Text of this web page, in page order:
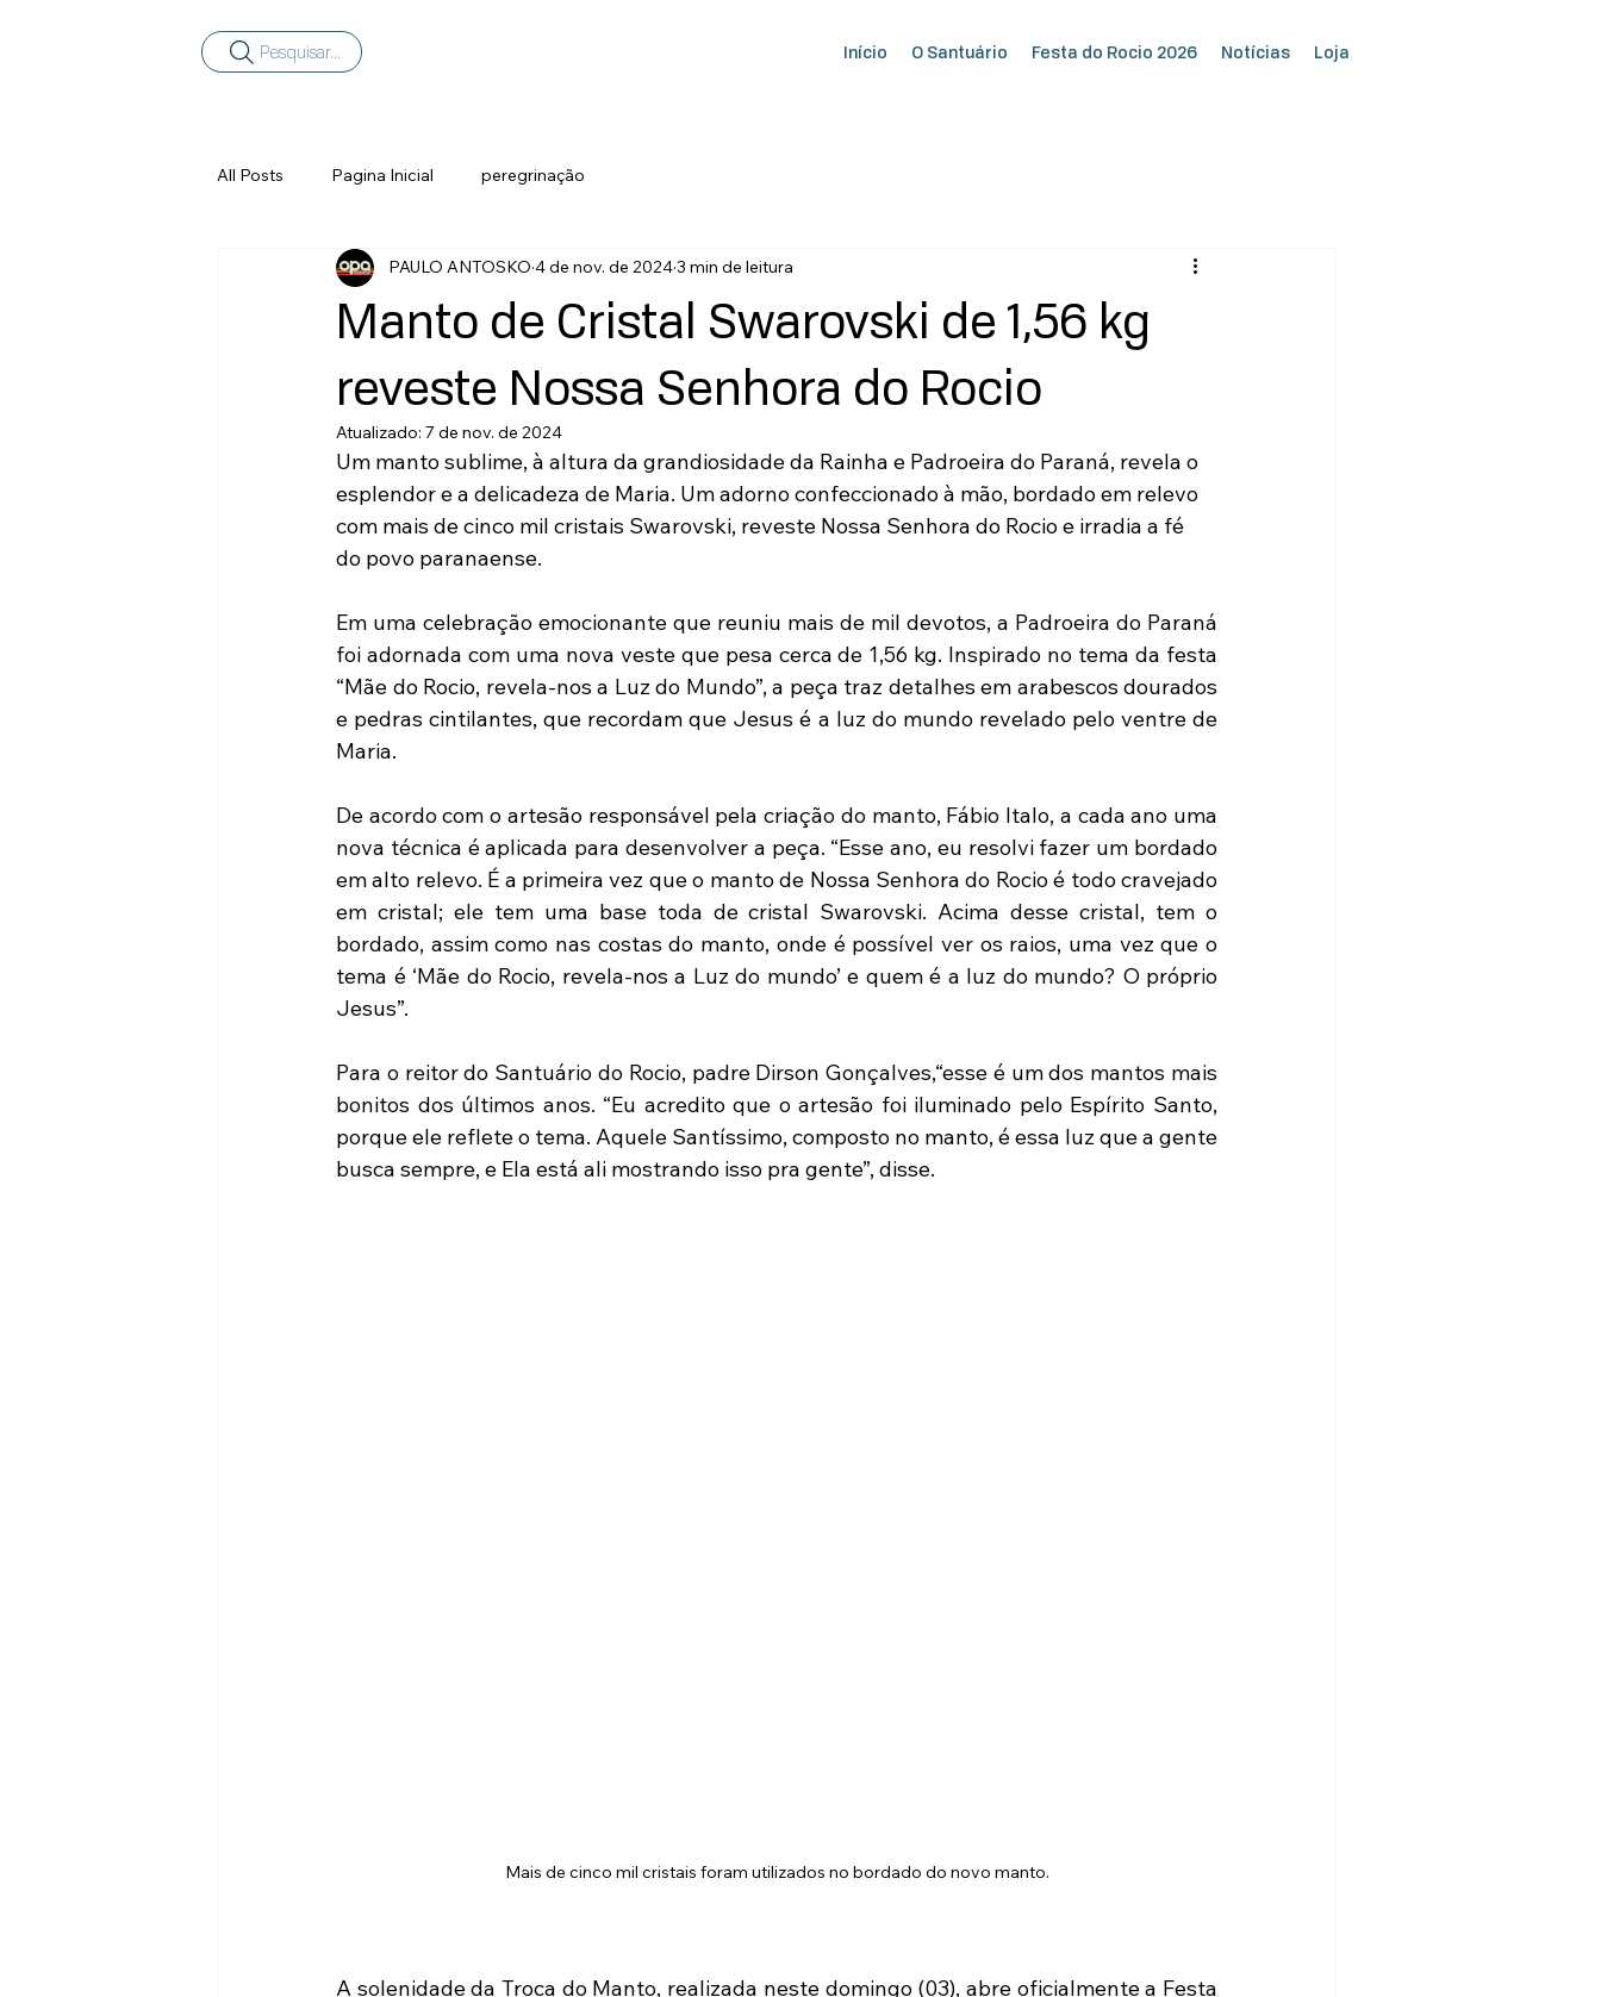
Pesquisar... Início O Santuário Festa do Rocio 2026 Notícias Loja
All Posts Pagina Inicial peregrinação
Manto de Cristal Swarovski de 1,56 kg
reveste Nossa Senhora do Rocio
PAULO ANTOSKO 4 de nov. de 20243 min de leitura
Atualizado: 7 de nov. de 2024
Um manto sublime, à altura da grandiosidade da Rainha e Padroeira do Paraná, revela o
esplendor e a delicadeza de Maria. Um adorno confeccionado à mão, bordado em relevo
com mais de cinco mil cristais Swarovski, reveste Nossa Senhora do Rocio e irradia a fé
do povo paranaense.
Em uma celebração emocionante que reuniu mais de mil devotos, a Padroeira do Paraná
foi adornada com uma nova veste que pesa cerca de 1,56 kg. Inspirado no tema da festa
“Mãe do Rocio, revela-nos a Luz do Mundo”, a peça traz detalhes em arabescos dourados
e pedras cintilantes, que recordam que Jesus é a luz do mundo revelado pelo ventre de
Maria.
De acordo com o artesão responsável pela criação do manto, Fábio Italo, a cada ano uma
nova técnica é aplicada para desenvolver a peça. “Esse ano, eu resolvi fazer um bordado
em alto relevo. É a primeira vez que o manto de Nossa Senhora do Rocio é todo cravejado
em cristal; ele tem uma base toda de cristal Swarovski. Acima desse cristal, tem o
bordado, assim como nas costas do manto, onde é possível ver os raios, uma vez que o
tema é ‘Mãe do Rocio, revela-nos a Luz do mundo’ e quem é a luz do mundo? O próprio
Jesus”.
Para o reitor do Santuário do Rocio, padre Dirson Gonçalves,“esse é um dos mantos mais
bonitos dos últimos anos. “Eu acredito que o artesão foi iluminado pelo Espírito Santo,
porque ele reflete o tema. Aquele Santíssimo, composto no manto, é essa luz que a gente
busca sempre, e Ela está ali mostrando isso pra gente”, disse.
Mais de cinco mil cristais foram utilizados no bordado do novo manto.
A solenidade da Troca do Manto, realizada neste domingo (03), abre oficialmente a Festa